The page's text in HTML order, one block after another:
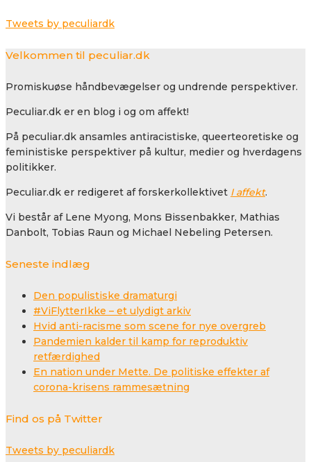
Tweets by peculiardk
Velkommen til peculiar.dk
Promiskuøse håndbevægelser og undrende perspektiver.
Peculiar.dk er en blog i og om affekt!
På peculiar.dk ansamles antiracistiske, queerteoretiske og
feministiske perspektiver på kultur, medier og hverdagens
politikker.
Peculiar.dk er redigeret af forskerkollektivet I affekt.
Vi består af Lene Myong, Mons Bissenbakker, Mathias
Danbolt, Tobias Raun og Michael Nebeling Petersen.
Seneste indlæg
Den populistiske dramaturgi
#ViFlytterIkke – et ulydigt arkiv
Hvid anti-racisme som scene for nye overgreb
Pandemien kalder til kamp for reproduktiv
retfærdighed
En nation under Mette. De politiske effekter af
corona-krisens rammesætning
Find os på Twitter
Tweets by peculiardk